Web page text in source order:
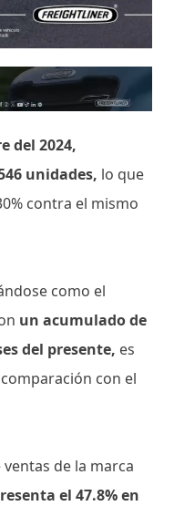
del 2024,
unidades, lo que
contra el mismo
como el
un acumulado de
del presente, es
con el
de la marca
el 47.8% en